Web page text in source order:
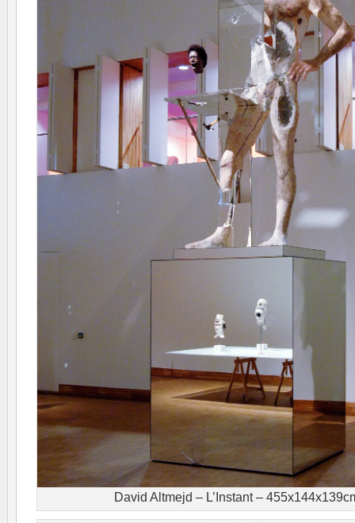
David Altmejd – L’Instant –